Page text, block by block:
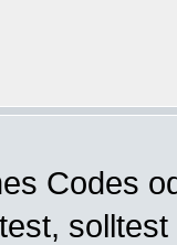
Codes